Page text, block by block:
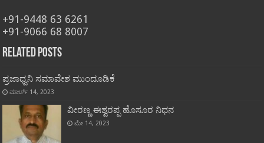
+91-9448 63 6261
+91-9066 68 8007
Related Posts
ಪ್ರಜಾಧ್ವನಿ ಸಮಾವೇಶ ಮುಂದೂಡಿಕೆ
ಮಾರ್ಚ್ 14, 2023
ವೀರಣ್ಣ ಈಶ್ವರಪ್ಪ ಹೊಸೂರ ನಿಧನ
ಮೇ 14, 2023